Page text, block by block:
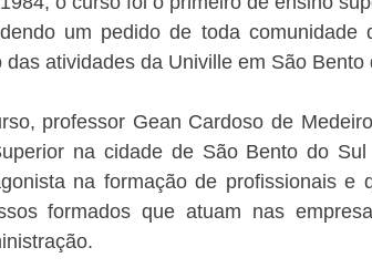
um pedido de toda comunidade
atividades da Univille em São Bento
professor Gean Cardoso de
na cidade de São Bento do
na formação de profissionais e
formados que atuam nas